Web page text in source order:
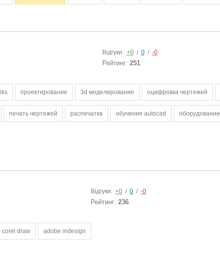
Відгуки: +0 / 0 / -0
Рейтинг: 251
проектирование 3d моделирование оцифровка чертежей
печать чертежей распечатка обучение autocad оборудование
Відгуки: +0 / 0 / -0
Рейтинг: 236
corel draw adobe indesign